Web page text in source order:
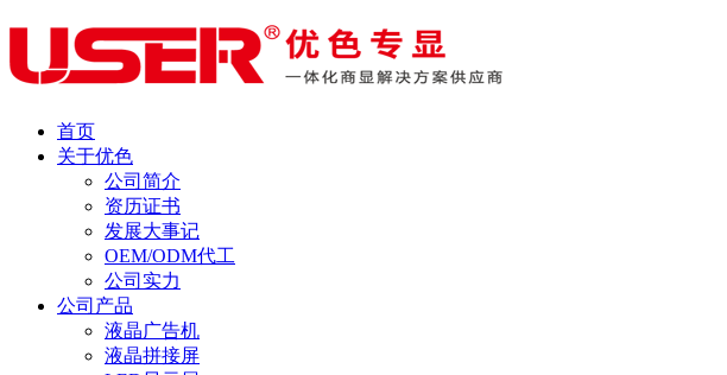
首页
关于优色
公司简介
资历证书
发展大事记
OEM/ODM代工
公司实力
公司产品
液晶广告机
液晶拼接屏